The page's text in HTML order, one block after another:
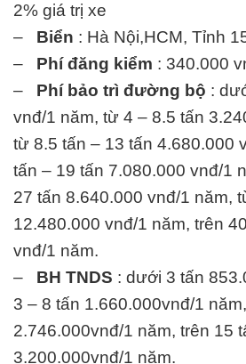
2% giá trị xe
– Biển : Hà Nội,HCM, Tỉnh
– Phí đăng kiểm : 340.000
– Phí bảo trì đường bộ :
vnđ/1 năm, từ 4 – 8.5 tấn
từ 8.5 tấn – 13 tấn 4.680.000
tấn – 19 tấn 7.080.000 vnđ/1
27 tấn 8.640.000 vnđ/1 năm,
12.480.000 vnđ/1 năm, trên
vnđ/1 năm.
– BH TNDS : dưới 3 tấn
3 – 8 tấn 1.660.000vnđ/1
2.746.000vnđ/1 năm, trên 15
3.200.000vnđ/1 năm.